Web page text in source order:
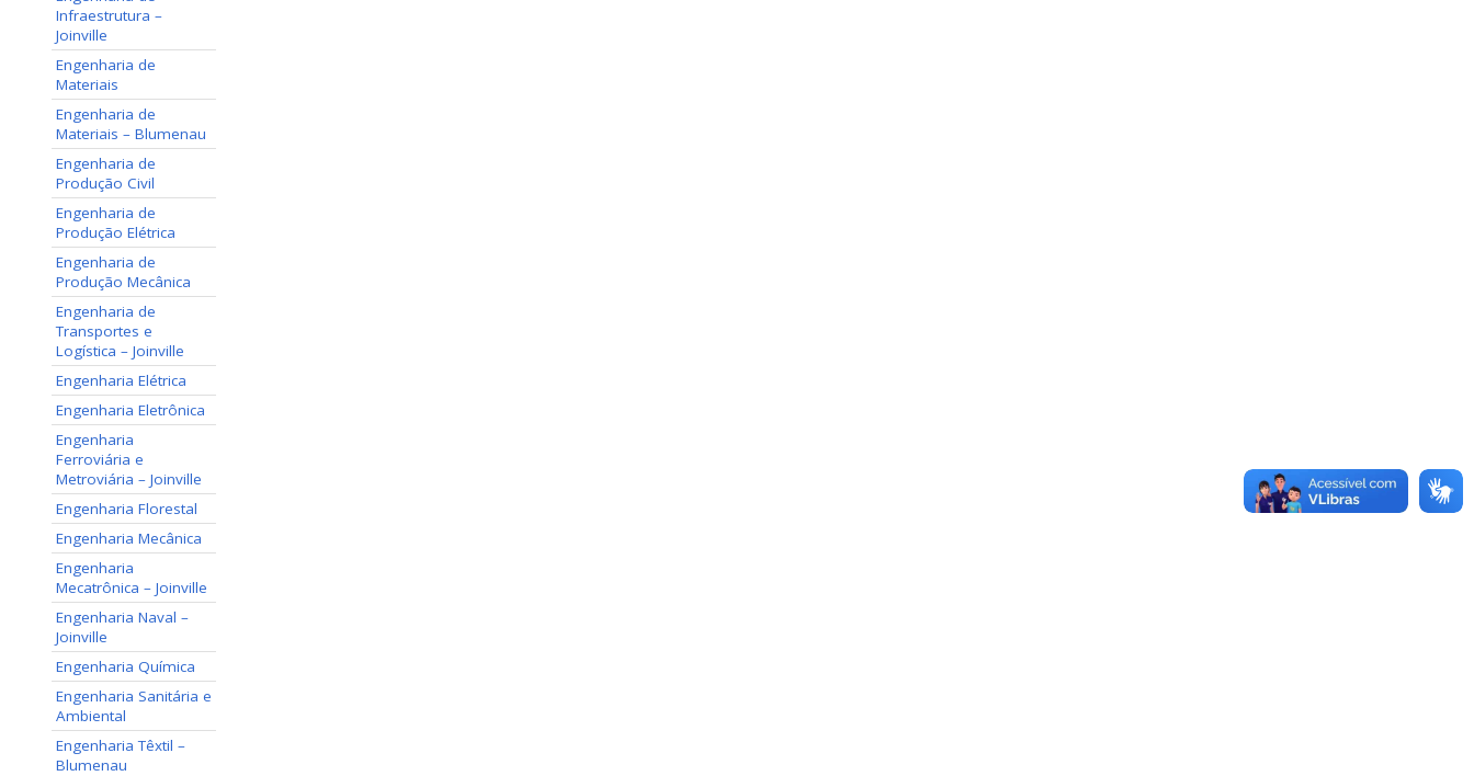
Infraestrutura –
Joinville
Engenharia de
Materiais
Engenharia de
Materiais – Blumenau
Engenharia de
Produção Civil
Engenharia de
Produção Elétrica
Engenharia de
Produção Mecânica
Engenharia de
Transportes e
Logística – Joinville
Engenharia Elétrica
Engenharia Eletrônica
Engenharia
Ferroviária e
Metroviária – Joinville
Engenharia Florestal
Engenharia Mecânica
Engenharia
Mecatrônica – Joinville
Engenharia Naval –
Joinville
Engenharia Química
Engenharia Sanitária e
Ambiental
Engenharia Têxtil –
Blumenau